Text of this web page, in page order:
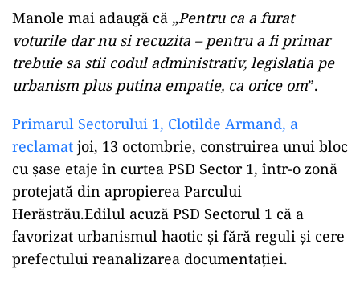
Manole mai adaugă că „Pentru ca a furat
voturile dar nu si recuzita – pentru a fi primar
trebuie sa stii codul administrativ, legislatia pe
urbanism plus putina empatie, ca orice om”.
Primarul Sectorului 1, Clotilde Armand, a
reclamat joi, 13 octombrie, construirea unui bloc
cu şase etaje în curtea PSD Sector 1, într-o zonă
protejată din apropierea Parcului
Herăstrău.Edilul acuză PSD Sectorul 1 că a
favorizat urbanismul haotic şi fără reguli și cere
prefectului reanalizarea documentaţiei.